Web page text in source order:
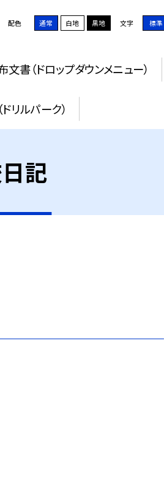
配色 通常 白地 黒地 文字 標準
文書（ドロップダウンメニュー）
リルパーク）
記